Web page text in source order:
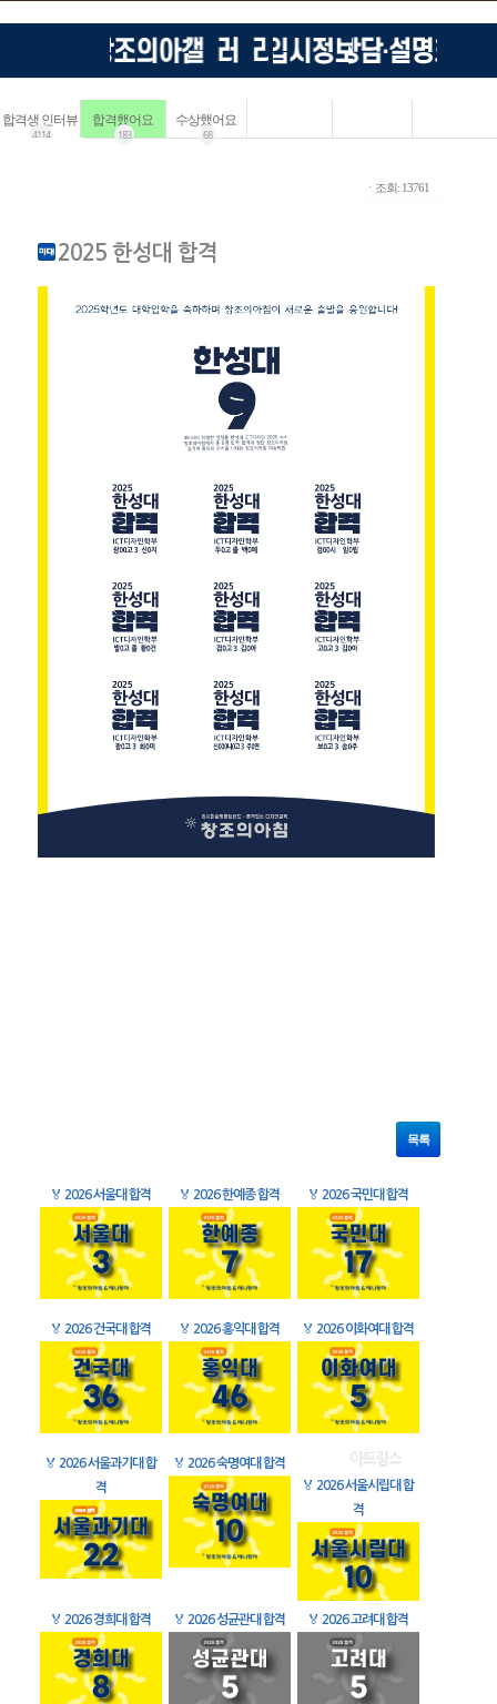
합격생 인터뷰
4114
합격했어요
183
수상했어요
68
ㆍ조회: 13761
2025 한성대 합격
목록
🏅 2026 서울대 합격 🏅 2026 한예종 합격 🏅 2026 국민대 합격
🏅 2026 건국대 합격 🏅 2026 홍익대 합격 🏅 2026 이화여대 합격
🏅 2026 서울과기대 합
격
🏅 2026 숙명여대 합격
🏅 2026 서울시립대 합
격
🏅 2026 경희대 합격 🏅 2026 성균관대 합격 🏅 2026 고려대 합격